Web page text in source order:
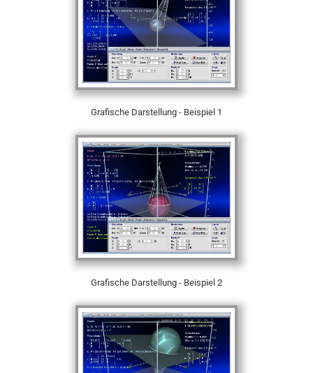
Grafische Darstellung - Beispiel 1
Grafische Darstellung - Beispiel 2